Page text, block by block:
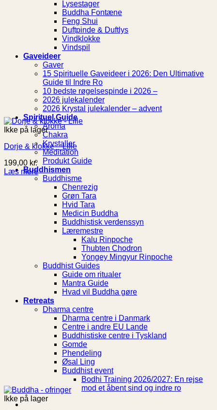
Lysestager
Buddha Fontæne
Feng Shui
Duftpinde & Duftlys
Vindklokke
Vindspil
Gaveideer
Gaver
15 Spirituelle Gaveideer i 2026: Den Ultimative
Guide til Indre Ro
10 bedste røgelsespinde i 2026 –
2026 julekalender
2026 Krystal julekalender – advent
Spirituel Guide
Aroma
Chakra
Krystaller
Meditation
Produkt Guide
Buddhismen
Buddhisme
Chenrezig
Grøn Tara
Hvid Tara
Medicin Buddha
Buddhistisk verdenssyn
Læremestre
Kalu Rinpoche
Thubten Chodron
Yongey Mingyur Rinpoche
Buddhist Guides
Guide om ritualer
Mantra Guide
Hvad vil Buddha gøre
Retreats
Dharma centre
Dharma centre i Danmark
Centre i andre EU Lande
Buddhistiske centre i Tyskland
Gomde
Phendeling
Øsal Ling
Buddhist event
Bodhi Training 2026/2027: En rejse
mod et åbent sind og indre ro
Ikke på lager
Dorje & klokke – Lille
199,00 kr.
Læs mere
Ikke på lager